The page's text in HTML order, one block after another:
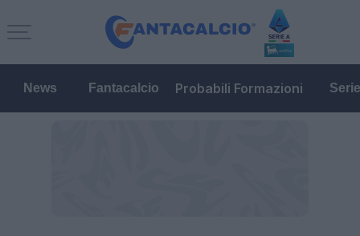
News Fantacalcio Probabili Formazioni